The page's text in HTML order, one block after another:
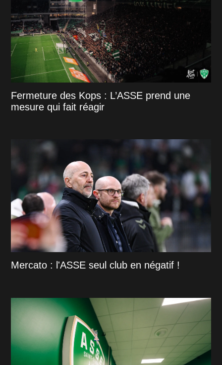
Fermeture des Kops : L’ASSE prend une
mesure qui fait réagir
Mercato : l'ASSE seul club en négatif !